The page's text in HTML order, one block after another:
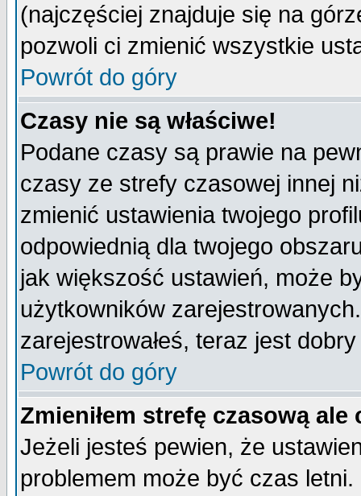
(najczęściej znajduje się na
pozwoli ci zmienić wszystkie
Powrót do góry
Czasy nie są właściwe!
Podane czasy są prawie na
czasy ze strefy czasowej innej
zmienić ustawienia twojego
odpowiednią dla twojego
jak większość ustawień, może
użytkowników
zarejestrowałeś, teraz jest
Powrót do góry
Zmieniłem strefę czasową
Jeżeli jesteś pewien, że
problemem może być czas